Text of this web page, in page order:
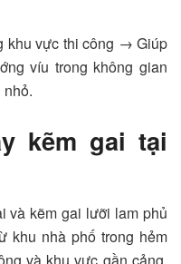
khu vực thi công → Giúp
víu trong không gian
kẽm gai tại
và kẽm gai lưỡi lam phủ
khu nhà phố trong hẻm